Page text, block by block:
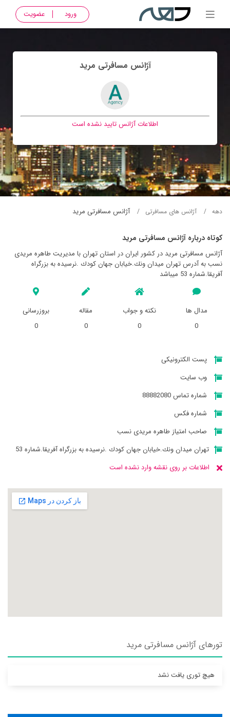
ورود عضویت
آژانس مسافرتی مريد
اطلاعات آژانس تایید نشده است
دهه آژانس های مسافرتی آژانس مسافرتی مريد
کوتاه درباره آژانس مسافرتی مريد
آژانس مسافرتی مريد در کشور ایران در استان تهران با مدیریت طاهره مریدی
نسب به آدرس تهران ميدان ونك.خيابان جهان كودك .نرسيده به بزرگراه
آفريقا.شماره 53 میباشد
مدال ها
0
نکته و جواب
0
مقاله
0
بروزرسانی
0
پست الکترونیکی
وب سایت
شماره تماس 88882080
شماره فکس
صاحب امتیاز طاهره مریدی نسب
تهران ميدان ونك.خيابان جهان كودك .نرسيده به بزرگراه آفريقا.شماره 53
اطلاعات بر روی نقشه وارد نشده است
تورهای آژانس مسافرتی مريد
هیچ توری یافت نشد